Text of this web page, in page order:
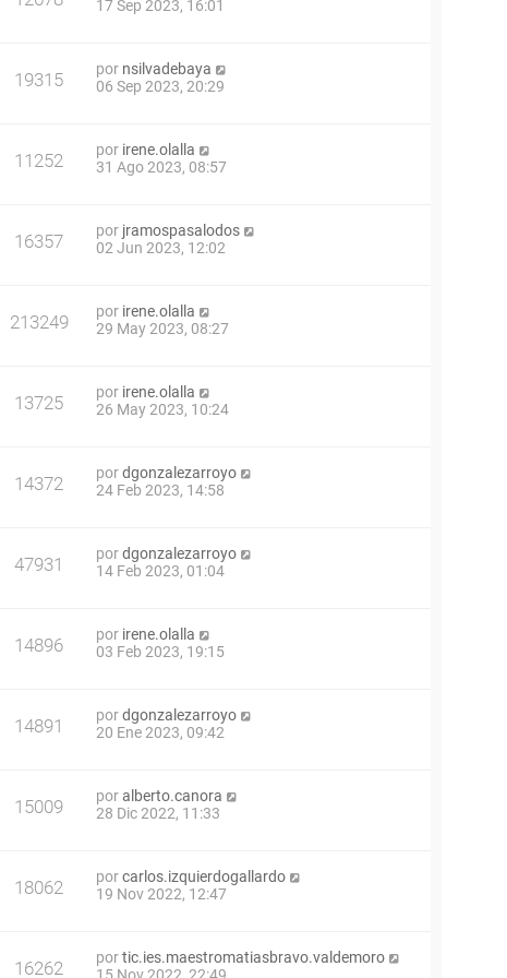
17 Sep 2023, 16:01
19315 por nsilvadebaya
06 Sep 2023, 20:29
11252 por irene.olalla
31 Ago 2023, 08:57
16357 por jramospasalodos
02 Jun 2023, 12:02
213249 por irene.olalla
29 May 2023, 08:27
13725 por irene.olalla
26 May 2023, 10:24
14372 pordgonzalezarroyo
24 Feb 2023, 14:58
47931 pordgonzalezarroyo
14 Feb 2023, 01:04
14896 por irene.olalla
03 Feb 2023, 19:15
14891 pordgonzalezarroyo
20 Ene 2023, 09:42
15009 poralberto.canora
28 Dic 2022, 11:33
18062 porcarlos.izquierdogallardo
19 Nov 2022, 12:47
16262 portic.ies.maestromatiasbravo.valdemoro